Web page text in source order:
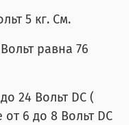
5 кг. См.
равна 76
24 Вольт DC (
6 до 8 Вольт DC